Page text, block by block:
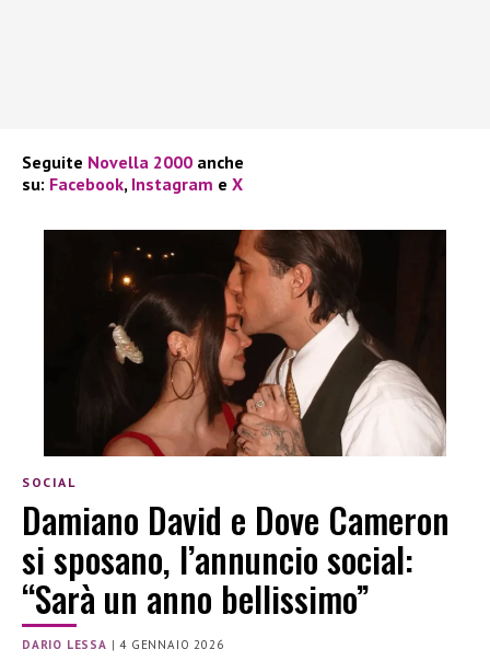
Seguite Novella 2000 anche
su: Facebook, Instagram e X
SOCIAL
Damiano David e Dove Cameron
si sposano, l’annuncio social:
“Sarà un anno bellissimo”
DARIO LESSA |4 GENNAIO 2026